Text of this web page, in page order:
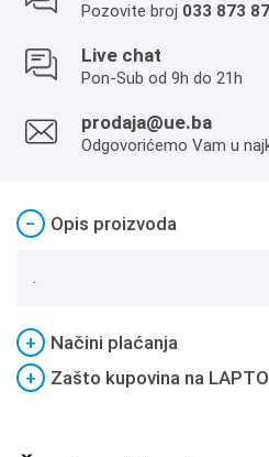
Pozovite broj 033 873
Live chat
Pon-Sub od 9h do 21h
prodaja@ue.ba
Odgovorićemo Vam u
− Opis proizvoda
.
+
Načini plaćanja
+
Zašto kupovina na